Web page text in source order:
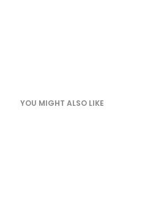
YOU MIGHT ALSO LIKE